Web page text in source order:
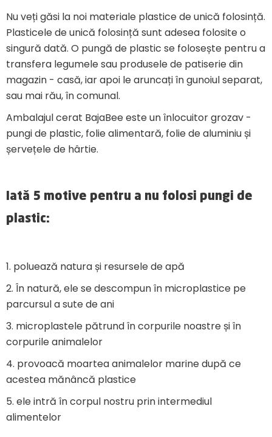
Nu veți găsi la noi materiale plastice de unică folosință.
Plasticele de unică folosință sunt adesea folosite o
singură dată. O pungă de plastic se folosește pentru a
transfera legumele sau produsele de patiserie din
magazin - casă, iar apoi le aruncați în gunoiul separat,
sau mai rău, în comunal.
Ambalajul cerat BajaBee este un înlocuitor grozav -
pungi de plastic, folie alimentară, folie de aluminiu și
șervețele de hârtie.
Iată 5 motive pentru a nu folosi pungi de
plastic:
1. poluează natura și resursele de apă
2. În natură, ele se descompun în microplastice pe
parcursul a sute de ani
3. microplastele pătrund în corpurile noastre și în
corpurile animalelor
4. provoacă moartea animalelor marine după ce
acestea mănâncă plastice
5. ele intră în corpul nostru prin intermediul
alimentelor